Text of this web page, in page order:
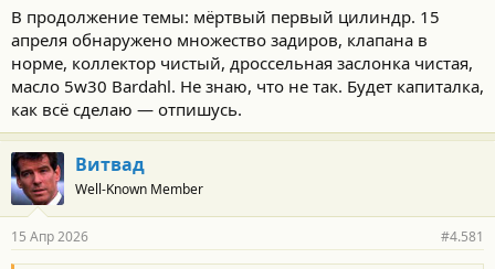
с
т
и
В продолжение темы: мёртвый первый цилиндр. 15
апреля обнаружено множество задиров, клапана в
норме, коллектор чистый, дроссельная заслонка чистая,
масло 5w30 Bardahl. Не знаю, что не так. Будет капиталка,
как всё сделаю — отпишусь.
Витвад
Well-Known Member
15 Апр 2026 #4.581